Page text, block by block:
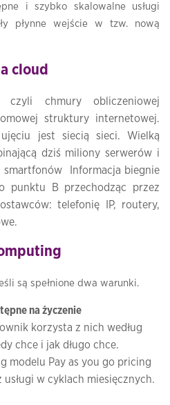
i szybko skalowalne usługi
płynne wejście w tzw. nową
cloud
czyli chmury obliczeniowej
struktury internetowej.
jest siecią sieci. Wielką
dziś miliony serwerów i
Informacja biegnie
B przechodząc przez
telefonię IP, routery,
są spełnione dwa warunki.
na życzenie
korzysta z nich według
chce i jak długo chce.
modelu Pay as you go pricing
usługi w cyklach miesięcznych.